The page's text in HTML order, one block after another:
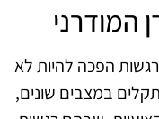
המודרני
רגשות הפכה להיות לא
במצבים שונים,